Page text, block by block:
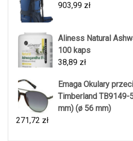
903,99 zł
Aliness Natural
100 kaps
38,89 zł
Emaga Okulary
Timberland
mm) (ø 56 mm)
271,72 zł